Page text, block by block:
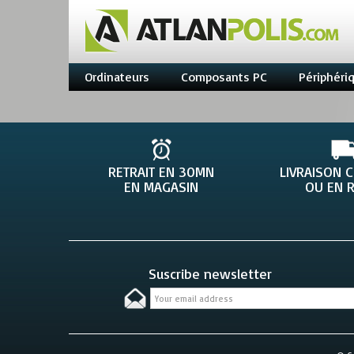
Ordinateurs Composants PC
RETRAIT EN 30MN
EN MAGASIN
LIVRAISON
OU EN
Suscribe newsletter